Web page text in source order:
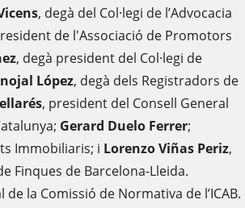
, degà del Col·legi de l’Advocacia
de l'Associació de Promotors
, degà president del Col·legi de
López, degà dels Registradors de
, president del Consell General
Gerard Duelo Ferrer;
Immobiliaris; i Lorenzo Viñas Periz,
Finques de Barcelona-Lleida.
de la Comissió de Normativa de l’ICAB.